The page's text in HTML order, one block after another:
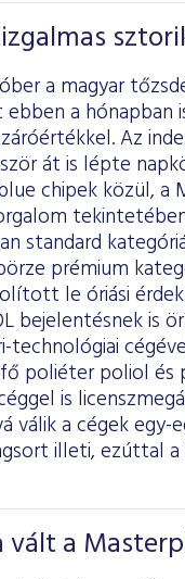
a magyar
a hónapban
Az
át is lépte
chipek közül, a
standard
prémium
le óriási
bejelentésnek is
technológiai
poliéter poliol és
is
válik a cégek
illeti, ezúttal
vált a